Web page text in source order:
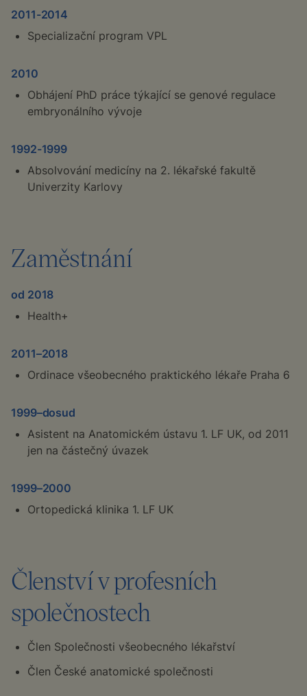
2011-2014
Specializační program VPL
2010
Obhájení PhD práce týkající se genové regulace
embryonálního vývoje
1992-1999
Absolvování medicíny na 2. lékařské fakultě
Univerzity Karlovy
Zaměstnání
od 2018
Health+
2011–2018
Ordinace všeobecného praktického lékaře Praha 6
1999–dosud
Asistent na Anatomickém ústavu 1. LF UK, od 2011
jen na částečný úvazek
1999–2000
Ortopedická klinika 1. LF UK
Členství v profesních
společnostech
Člen Společnosti všeobecného lékařství
Člen České anatomické společnosti